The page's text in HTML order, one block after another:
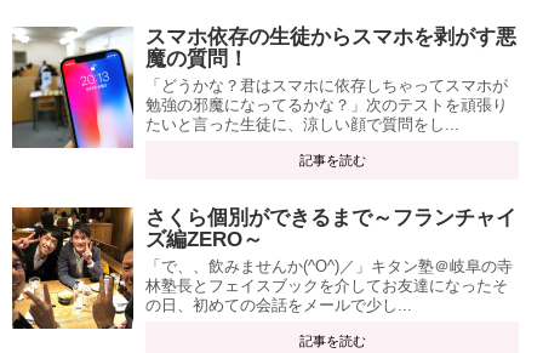
スマホ依存の生徒からスマホを剥がす悪
魔の質問！
「どうかな？君はスマホに依存しちゃってスマホが
勉強の邪魔になってるかな？」次のテストを頑張り
たいと言った生徒に、涼しい顔で質問をし...
記事を読む
さくら個別ができるまで～フランチャイ
ズ編ZERO～
「で、、飲みませんか(^O^)／」キタン塾＠岐阜の寺
林塾長とフェイスブックを介してお友達になったそ
の日、初めての会話をメールで少し...
記事を読む